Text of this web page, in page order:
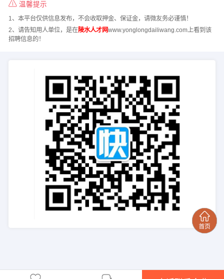
温馨提示
1、本平台仅供信息发布，不会收取押金、保证金，请微友务必谨慎！
2、请告知用人单位，是在陵水人才网www.yonglongdailiwang.com上看到该
招聘信息的！